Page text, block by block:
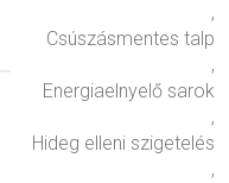
,
Csúszásmentes talp
,
Energiaelnyelő sarok
,
Hideg elleni szigetelés
,